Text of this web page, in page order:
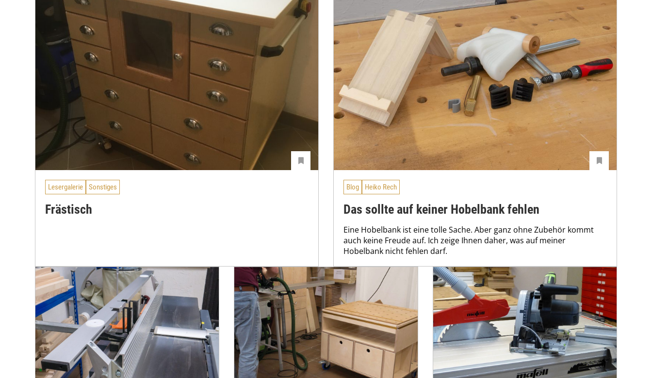
Lesergalerie Sonstiges
Frästisch
Blog Heiko Rech
Das sollte auf keiner Hobelbank fehlen
Eine Hobelbank ist eine tolle Sache. Aber ganz ohne Zubehör kommt
auch keine Freude auf. Ich zeige Ihnen daher, was auf meiner
Hobelbank nicht fehlen darf.